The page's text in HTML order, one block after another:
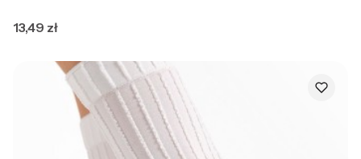
Cena
13,49 zł